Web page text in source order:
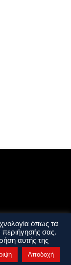
Χρήσης
όπως τα
περιήγησής σας.
αυτής της
Αποδοχή